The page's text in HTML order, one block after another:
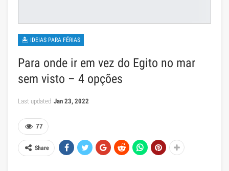
🏝 IDEIAS PARA FÉRIAS
Para onde ir em vez do Egito no mar
sem visto – 4 opções
Last updated Jan 23, 2022
77
Share